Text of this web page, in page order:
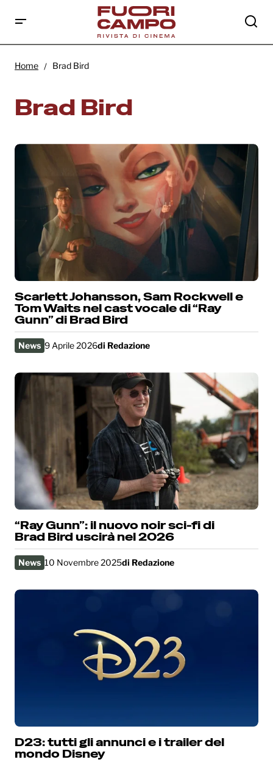
Home Brad Bird
Brad Bird
Scarlett Johansson, Sam Rockwell e
Tom Waits nel cast vocale di “Ray
Gunn” di Brad Bird
News 9 Aprile 2026di Redazione
“Ray Gunn”: il nuovo noir sci-fi di
Brad Bird uscirà nel 2026
News 10 Novembre 2025di Redazione
D23: tutti gli annunci e i trailer del
mondo Disney